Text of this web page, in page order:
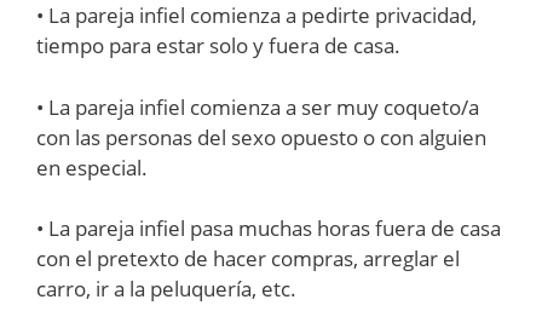
• La pareja infiel comienza a pedirte privacidad,
tiempo para estar solo y fuera de casa.
• La pareja infiel comienza a ser muy coqueto/a
con las personas del sexo opuesto o con alguien
en especial.
• La pareja infiel pasa muchas horas fuera de casa
con el pretexto de hacer compras, arreglar el
carro, ir a la peluquería, etc.